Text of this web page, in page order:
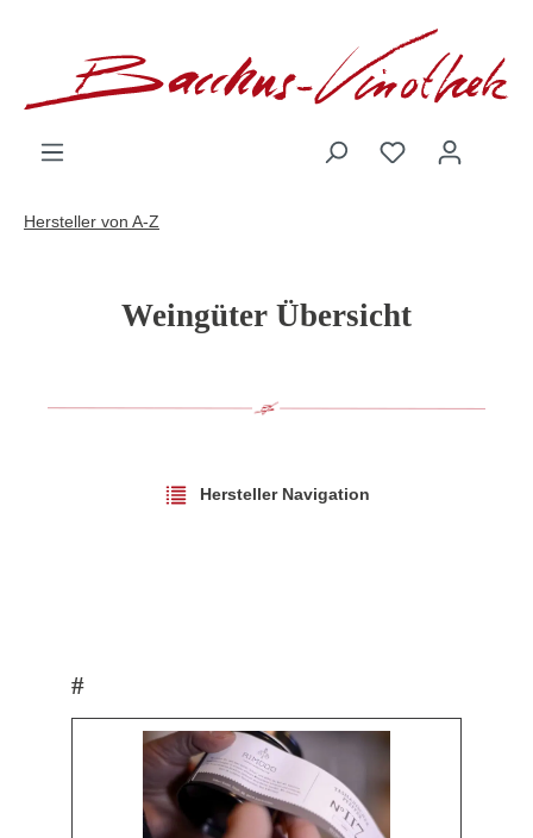
Hersteller von A-Z
Weingüter Übersicht
Hersteller Navigation
#